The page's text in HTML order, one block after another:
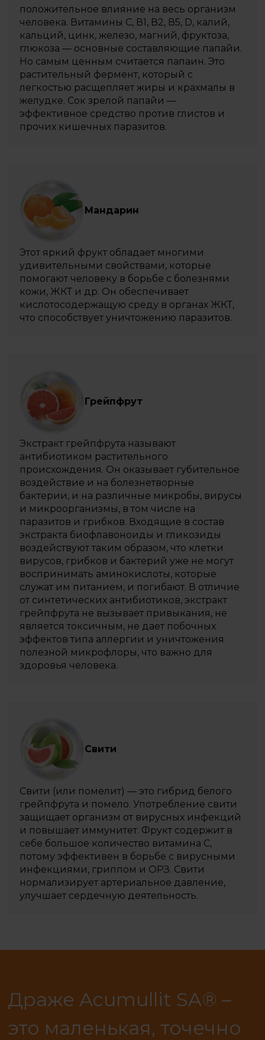
положительное влияние на весь организм
человека. Витамины С, В1, В2, В5, D, калий,
кальций, цинк, железо, магний, фруктоза,
глюкоза — основные составляющие папайи.
Но самым ценным считается папаин. Это
растительный фермент, который с
легкостью расщепляет жиры и крахмалы в
желудке. Сок зрелой папайи —
эффективное средство против глистов и
прочих кишечных паразитов.
Мандарин
Этот яркий фрукт обладает многими
удивительными свойствами, которые
помогают человеку в борьбе с болезнями
кожи, ЖКТ и др. Он обеспечивает
кислотосодержащую среду в органах ЖКТ,
что способствует уничтожению паразитов.
Грейпфрут
Экстракт грейпфрута называют
антибиотиком растительного
происхождения. Он оказывает губительное
воздействие и на болезнетворные
бактерии, и на различные микробы, вирусы
и микроорганизмы, в том числе на
паразитов и грибков. Входящие в состав
экстракта биофлавоноиды и гликозиды
воздействуют таким образом, что клетки
вирусов, грибков и бактерий уже не могут
воспринимать аминокислоты, которые
служат им питанием, и погибают. В отличие
от синтетических антибиотиков, экстракт
грейпфрута не вызывает привыкания, не
является токсичным, не дает побочных
эффектов типа аллергии и уничтожения
полезной микрофлоры, что важно для
здоровья человека.
Свити
Свити (или помелит) — это гибрид белого
грейпфрута и помело. Употребление свити
защищает организм от вирусных инфекций
и повышает иммунитет. Фрукт содержит в
себе большое количество витамина С,
потому эффективен в борьбе с вирусными
инфекциями, гриппом и ОРЗ. Свити
нормализирует артериальное давление,
улучшает сердечную деятельность.
Драже Acumullit SA® –
это маленькая, точечно